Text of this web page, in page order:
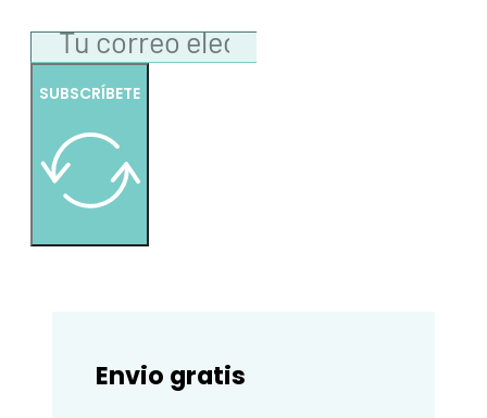
SUBSCRÍBETE
Envio gratis